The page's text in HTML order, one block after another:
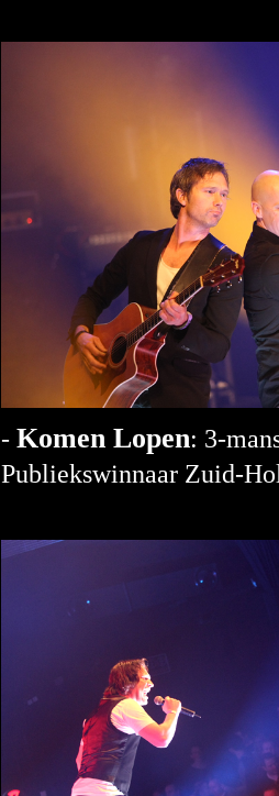
- Komen Lopen: 3-
Publiekswinnaar Zuid-